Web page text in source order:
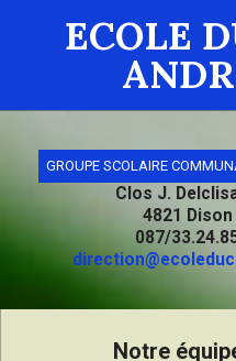
ECOLE
GROUPE SCOLAIRE
Clos J.
4821 Dison
087/
Notre